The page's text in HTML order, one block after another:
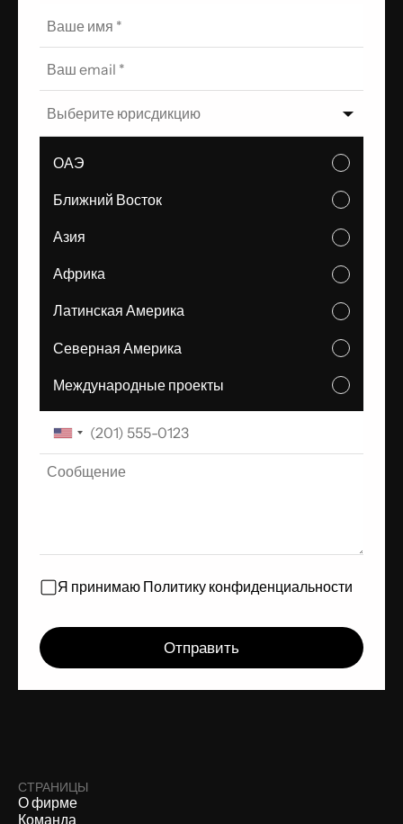
Выберите юрисдикцию
ОАЭ
Ближний Восток
Азия
Африка
Латинская Америка
Северная Америка
Международные проекты
Я принимаю Политику конфиденциальности
СТРАНИЦЫ
О фирме
Команда